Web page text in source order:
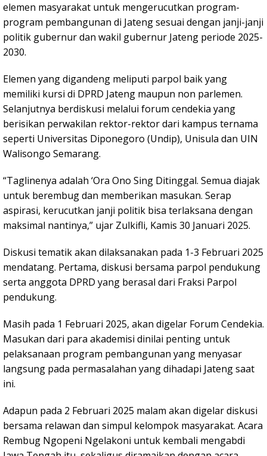
elemen masyarakat untuk mengerucutkan program-
program pembangunan di Jateng sesuai dengan janji-janji
politik gubernur dan wakil gubernur Jateng periode 2025-
2030.
Elemen yang digandeng meliputi parpol baik yang
memiliki kursi di DPRD Jateng maupun non parlemen.
Selanjutnya berdiskusi melalui forum cendekia yang
berisikan perwakilan rektor-rektor dari kampus ternama
seperti Universitas Diponegoro (Undip), Unisula dan UIN
Walisongo Semarang.
“Taglinenya adalah ‘Ora Ono Sing Ditinggal. Semua diajak
untuk berembug dan memberikan masukan. Serap
aspirasi, kerucutkan janji politik bisa terlaksana dengan
maksimal nantinya,” ujar Zulkifli, Kamis 30 Januari 2025.
Diskusi tematik akan dilaksanakan pada 1-3 Februari 2025
mendatang. Pertama, diskusi bersama parpol pendukung
serta anggota DPRD yang berasal dari Fraksi Parpol
pendukung.
Masih pada 1 Februari 2025, akan digelar Forum Cendekia.
Masukan dari para akademisi dinilai penting untuk
pelaksanaan program pembangunan yang menyasar
langsung pada permasalahan yang dihadapi Jateng saat
ini.
Adapun pada 2 Februari 2025 malam akan digelar diskusi
bersama relawan dan simpul kelompok masyarakat. Acara
Rembug Ngopeni Ngelakoni untuk kembali mengabdi